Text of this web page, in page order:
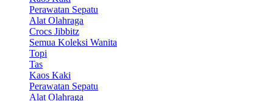
Perawatan Sepatu
Alat Olahraga
Crocs Jibbitz
Semua Koleksi Wanita
Topi
Tas
Kaos Kaki
Perawatan Sepatu
Alat Olahraga